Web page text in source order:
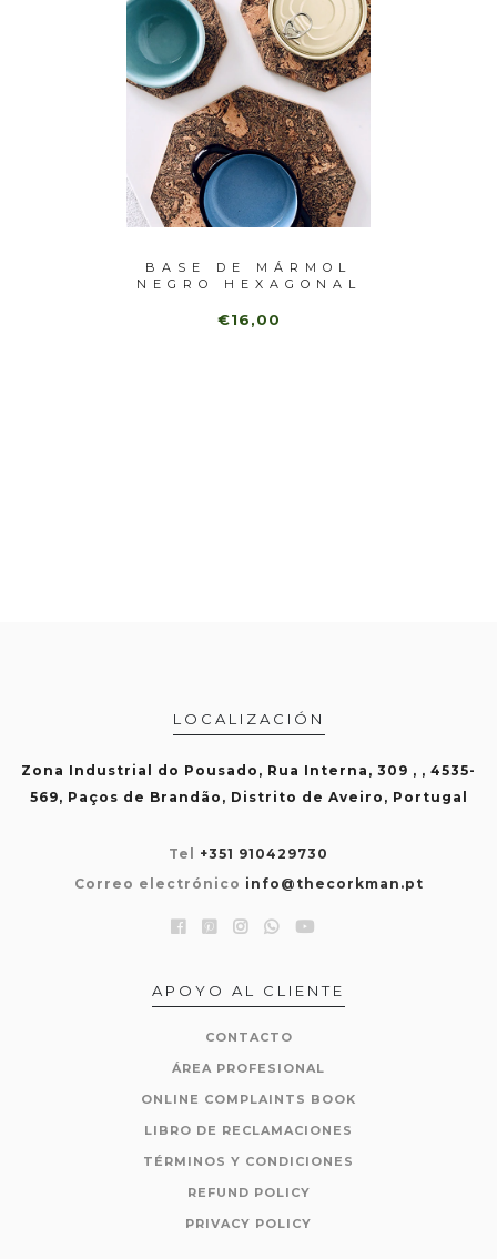
BASE DE MÁRMOL
NEGRO HEXAGONAL
€16,00
LOCALIZACIÓN
Zona Industrial do Pousado, Rua Interna, 309 , , 4535-
569, Paços de Brandão, Distrito de Aveiro, Portugal
Tel +351 910429730
Correo electrónico info@thecorkman.pt
APOYO AL CLIENTE
CONTACTO
ÁREA PROFESIONAL
ONLINE COMPLAINTS BOOK
LIBRO DE RECLAMACIONES
TÉRMINOS Y CONDICIONES
REFUND POLICY
PRIVACY POLICY